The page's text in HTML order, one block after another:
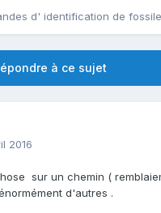
d' identification de
à ce sujet
2016
sur un chemin (
d'autres .